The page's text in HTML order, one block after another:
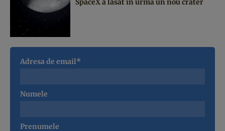
SpaceX a lăsat în urmă un nou crater
Adresa de email*
Numele
Prenumele